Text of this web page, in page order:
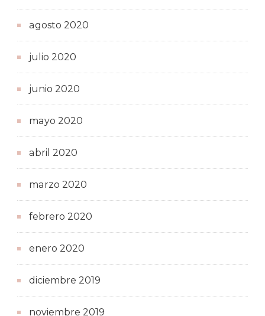
agosto 2020
julio 2020
junio 2020
mayo 2020
abril 2020
marzo 2020
febrero 2020
enero 2020
diciembre 2019
noviembre 2019